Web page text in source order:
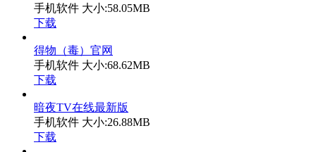
手机软件 大小:58.05MB
下载
得物（毒）官网
手机软件 大小:68.62MB
下载
暗夜TV在线最新版
手机软件 大小:26.88MB
下载